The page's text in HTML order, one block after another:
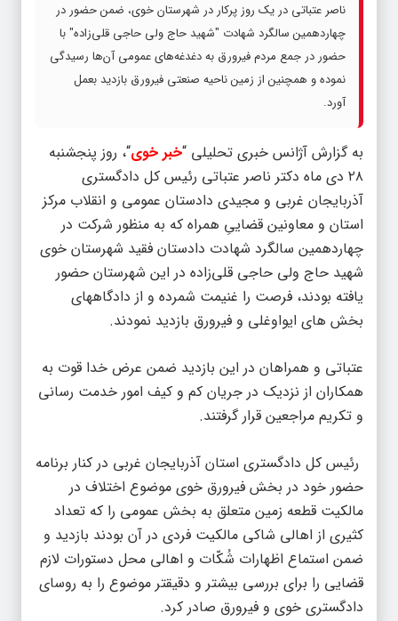
ناصر عتباتی در یک روز پرکار در شهرستان خوی، ضمن حضور در
چهاردهمین سالگرد شهادت "شهید حاج ولی حاجی قلی‌زاده" با
حضور در جمع مردم فیرورق به دغدغه‌های عمومی آن‌ها رسیدگی
نموده و همچنین از زمین ناحیه صنعتی فیرورق بازدید بعمل
آورد.
به گزارش آژانس خبری تحلیلی “خبر خوی“، روز پنجشنبه
۲۸ دی ماه دکتر ناصر عتباتی رئیس کل دادگستری
آذربایجان غربی و مجیدی دادستان عمومی و انقلاب مرکز
استان و معاونین قضاییِ همراه که به منظور شرکت در
چهاردهمین سالگرد شهادت دادستان فقید شهرستان خوی
شهید حاج ولی حاجی قلی‌زاده در این شهرستان حضور
یافته بودند، فرصت را غنیمت شمرده و از دادگاههای
بخش های ایواوغلی و فیرورق بازدید نمودند.
عتباتی و همراهان در این بازدید ضمن عرض خدا قوت به
همکاران از نزدیک در جریان کم و کیف امور خدمت رسانی
و تکریم مراجعین قرار گرفتند.
رئیس کل دادگستری استان آذربایجان غربی در کنار برنامه
حضور خود در بخش فیرورق خوی موضوع اختلاف در
مالکیت قطعه زمین متعلق به بخش عمومی را که تعداد
کثیری از اهالی شاکی مالکیت فردی در آن بودند بازدید و
ضمن استماع اظهارات شُکّات و اهالی محل دستورات لازم
قضایی را برای بررسی بیشتر و دقیقتر موضوع را به روسای
دادگستری خوی و فیرورق صادر کرد.